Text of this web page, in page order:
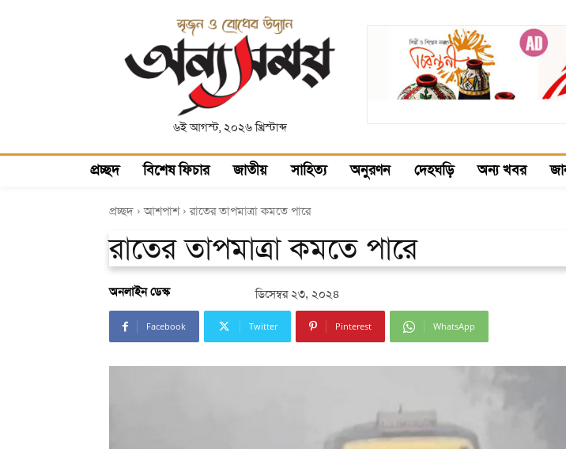
৬ই আগস্ট, ২০২৬ খ্রিস্টাব্দ
প্রচ্ছদ বিশেষ ফিচার জাতীয় সাহিত্য অনুরণন দেহঘড়ি অন্য খবর
প্রচ্ছদ আশপাশ রাতের তাপমাত্রা কমতে পারে
রাতের তাপমাত্রা কমতে পারে
অনলাইন ডেস্ক ডিসেম্বর ২৩, ২০২৪
Facebook Twitter Pinterest WhatsApp